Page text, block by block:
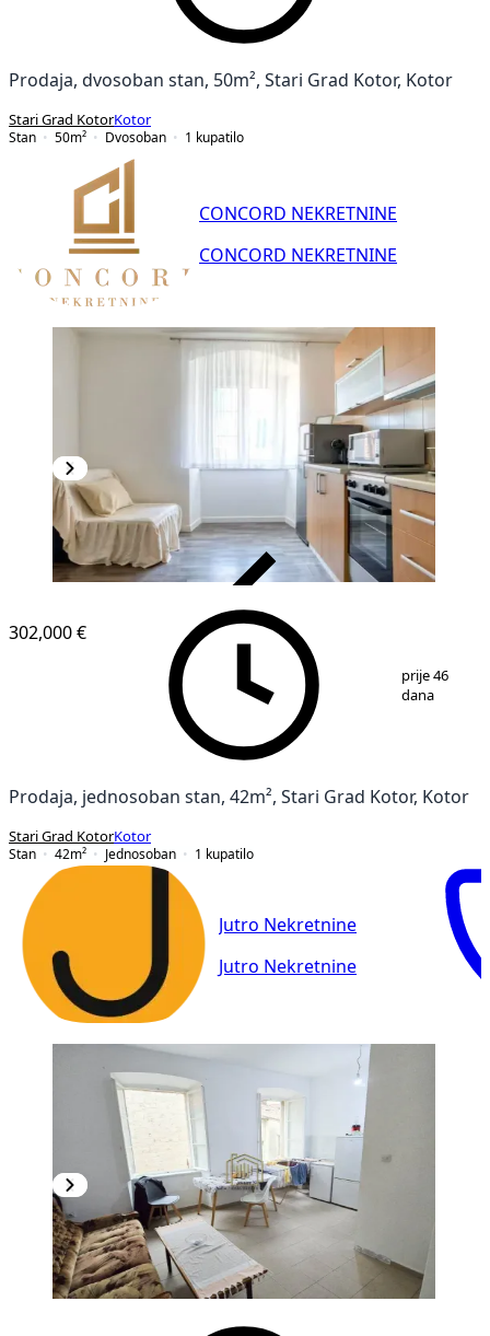
Prodaja, dvosoban stan, 50m², Stari Grad Kotor, Kotor
Stari Grad KotorKotor
Stan
50m² Dvosoban 1 kupatilo
CONCORD NEKRETNINE
CONCORD NEKRETNINE
302,000 €
prije 46
dana
Prodaja, jednosoban stan, 42m², Stari Grad Kotor, Kotor
Stari Grad KotorKotor
Stan
42m² Jednosoban 1 kupatilo
Jutro Nekretnine
Jutro Nekretnine